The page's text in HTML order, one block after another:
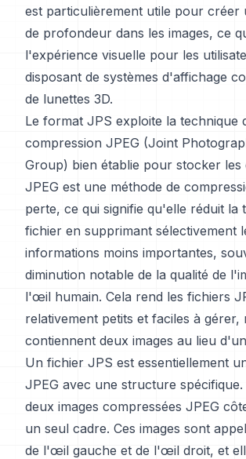
est particulièrement utile pour créer
de profondeur dans les images, ce
l'expérience visuelle pour les
disposant de systèmes d'affichage
de lunettes 3D.
Le format JPS exploite la technique
compression JPEG (Joint
Group) bien établie pour stocker les
JPEG est une méthode de
perte, ce qui signifie qu'elle réduit la
fichier en supprimant sélectivement
informations moins importantes,
diminution notable de la qualité de
l'œil humain. Cela rend les fichiers
relativement petits et faciles à gérer,
contiennent deux images au lieu
Un fichier JPS est essentiellement
JPEG avec une structure
deux images compressées JPEG
un seul cadre. Ces images sont
de l'œil gauche et de l'œil droit, et